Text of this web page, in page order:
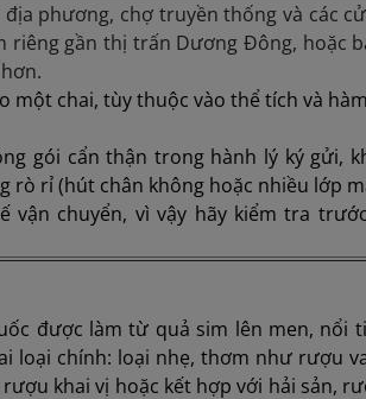
phương, chợ truyền thống và các
riêng gần thị trấn Dương Đông, hoặc
một chai, tùy thuộc vào thể tích và
gói cẩn thận trong hành lý ký gửi,
rò rỉ (hút chân không hoặc nhiều lớp
vận chuyển, vì vậy hãy kiểm tra
được làm từ quả sim lên men, nổi
loại chính: loại nhẹ, thơm như rượu
khai vị hoặc kết hợp với hải sản,